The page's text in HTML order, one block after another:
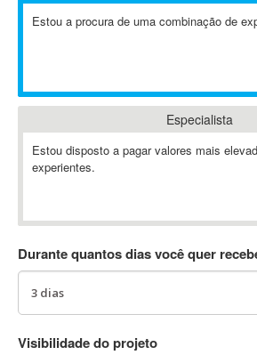
ABBYY FineReader
Ableton Live
Abstract
Abstract Window Toolkit (AWT)
AC Drives
ACARS
AccountMate
Estou a procura de uma combinação de
Especialista
Estou disposto a pagar valores mais
experientes.
Durante quantos dias você quer
Visibilidade do projeto